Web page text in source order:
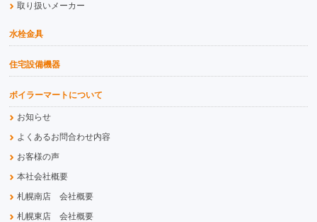
取り扱いメーカー
水栓金具
住宅設備機器
ボイラーマートについて
お知らせ
よくあるお問合わせ内容
お客様の声
本社会社概要
札幌南店 会社概要
札幌東店 会社概要